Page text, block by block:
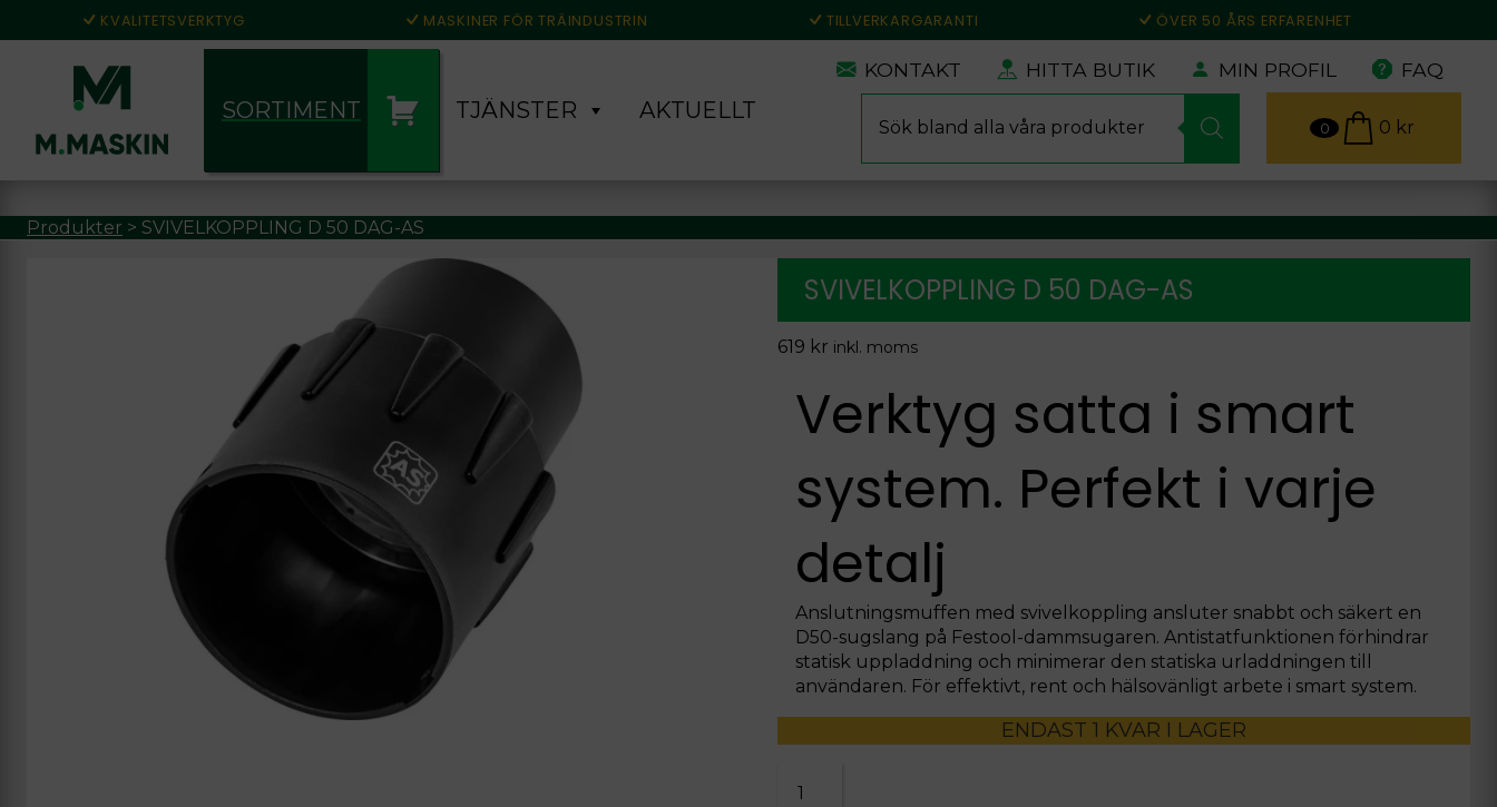
KVALITETSVERKTYG MASKINER FÖR TRÄINDUSTRIN TILLVERKARGARANTI ÖVER 50 ÅRS ERFARENHET
SORTIMENT TJÄNSTER AKTUELLT
KONTAKT HITTA BUTIK MIN PROFIL FAQ
Produktsökning
0 0 kr
Produkter > SVIVELKOPPLING D 50 DAG-AS
SVIVELKOPPLING D 50 DAG-AS
619 kr inkl. moms
Verktyg satta i smart
system. Perfekt i varje
detalj
Anslutningsmuffen med svivelkoppling ansluter snabbt och säkert en
D50-sugslang på Festool-dammsugaren. Antistatfunktionen förhindrar
statisk uppladdning och minimerar den statiska urladdningen till
användaren. För effektivt, rent och hälsovänligt arbete i smart system.
ENDAST 1 KVAR I LAGER